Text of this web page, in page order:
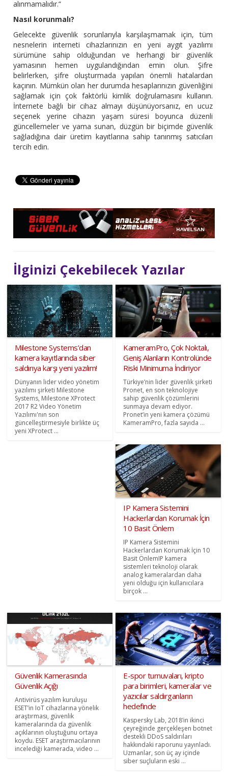
alınmamalıdır.“
Nasıl korunmalı?
Gelecekte güvenlik sorunlarıyla karşılaşmamak için, tüm
nesnelerin interneti cihazlarınızın en yeni aygıt yazılımı
sürümüne sahip olduğundan ve herhangi bir güvenlik
yamasının hemen uygulandığından emin olun. Şifre
belirlerken, şifre oluşturmada yapılan önemli hatalardan
kaçının. Mümkün olan her durumda hesaplarınızın güvenliğini
sağlamak için çok faktörlü kimlik doğrulamasını kullanın.
İnternete bağlı bir cihaz almayı düşünüyorsanız, en ucuz
seçenek yerine cihazın yaşam süresi boyunca düzenli
güncellemeler ve yama sunan, düzgün bir biçimde güvenlik
sağladığına dair üretim kayıtlarına sahip tanınmış satıcıları
tercih edin.
İlginizi Çekebilecek Yazılar
Milestone Systems’dan
kamera kayıtlarında siber
saldırıya karşı yeni yazılım!
Dünyanın lider video yönetim
yazılımı şirketi Milestone
Systems, Milestone XProtect
2017 R2 Video Yönetim
Yazılımı'nın son
güncelleştirmesiyle birlikte üç
yeni XProtect ...
KameramPro, Çok Noktalı,
Geniş Alanların Kontrolünde
Riski Minimuma İndiriyor
Türkiye’nin lider güvenlik şirketi
Pronet, en son teknolojiye
sahip güvenlik çözümlerini
sunmaya devam ediyor.
Pronet’in yeni kamera çözümü
KameramPro, fazla sayıda ...
IP Kamera Sistemini
Hackerlardan Korumak İçin
10 Basit Önlem
IP Kamera Sistemini
Hackerlardan Korumak İçin 10
Basit ÖnlemIP kamera
sistemleri teknoloji olarak
analog kameralardan daha
yeni olduğu için kullanıcılara
birçok ...
Güvenlik Kamerasında
Güvenlik Açığı
Antivirüs yazılım kuruluşu
ESET’in IoT cihazlarına yönelik
araştırması, güvenlik
kameralarında da güvenlik
açıklarının oluştuğunu ortaya
koydu. ESET araştırmacılarının
incelediği kamerada, video ...
E-spor turnuvaları, kripto
para birimleri, kameralar ve
yazıcılar saldırganların
hedefinde
Kaspersky Lab, 2018’in ikinci
çeyreğinde gerçekleşen botnet
destekli DDoS saldırıları
hakkındaki raporunu yayınladı.
Uzmanlar, son üç ay içinde
siber suçluların eski ...